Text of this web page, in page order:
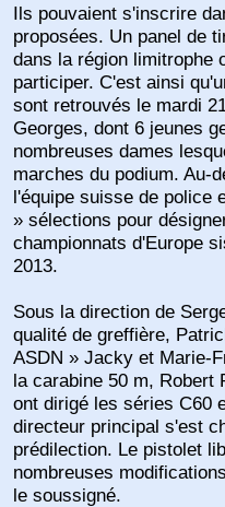
Ils pouvaient s'inscrire
proposées. Un panel de
dans la région limitrophe
participer. C'est ainsi
sont retrouvés le mardi
Georges, dont 6 jeunes
nombreuses dames
marches du podium. Au-
l'équipe suisse de police
» sélections pour
championnats d'Europe
2013.
Sous la direction de
qualité de greffière,
ASDN » Jacky et Marie-
la carabine 50 m, Robert
ont dirigé les séries C60
directeur principal s'est
prédilection. Le pistolet
nombreuses
le soussigné.